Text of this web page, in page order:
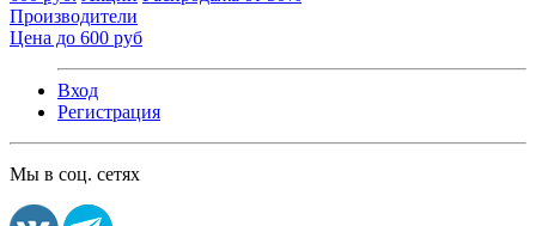
Производители
Цена до 600 руб
Вход
Регистрация
Мы в соц. сетях